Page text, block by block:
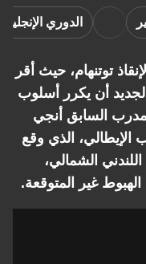
الدوري
توتنهام، حيث أقر
أن يكرر أسلوب
السابق أنجي
الإيطالي، الذي وقع
الشمالي،
غير المتوقعة.